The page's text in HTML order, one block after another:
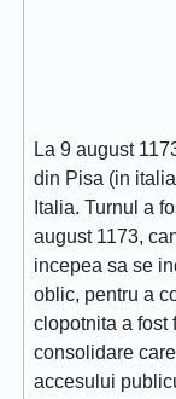
La 9 august
din Pisa (in
Italia. Turnul a
august 1173,
incepea sa se
oblic, pentru a
clopotnita a fost
consolidare
accesului